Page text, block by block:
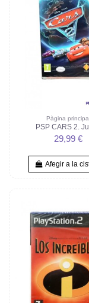
Pàgina
PSP CARS 2.
29,99 €
Afegir a la